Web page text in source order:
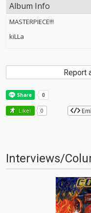
Album Info
MASTERPIECE!!!
kiLLa
Report
Like! 0
Interviews/